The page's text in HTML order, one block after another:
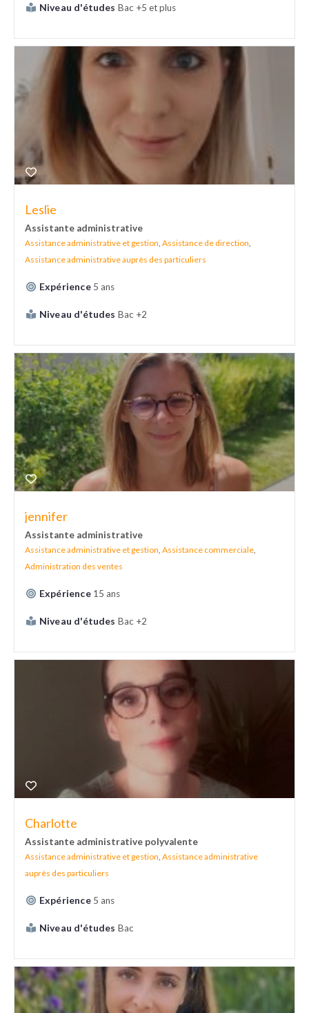
Niveau d'études Bac +5 et plus
Leslie
Assistante administrative
Assistance administrative et gestion Assistance de direction
Assistance administrative auprès des particuliers
Expérience 5 ans
Niveau d'études Bac +2
jennifer
Assistante administrative
Assistance administrative et gestion, Assistance commerciale,
Administration des ventes
Expérience 15 ans
Niveau d'études Bac +2
Charlotte
Assistante administrative polyvalente
Assistance administrative et gestion, Assistance administrative
auprès des particuliers
Expérience 5 ans
Niveau d'études Bac